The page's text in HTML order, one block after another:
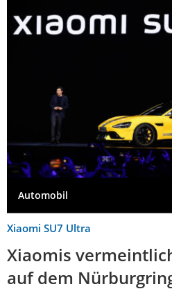
Automobil
Xiaomi SU7 Ultra
Xiaomis
auf dem